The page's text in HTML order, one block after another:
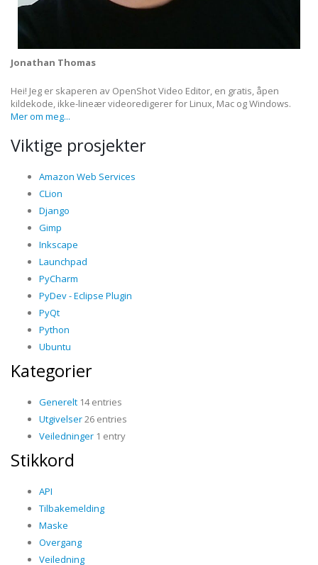
Jonathan Thomas
Hei! Jeg er skaperen av OpenShot Video Editor, en gratis, åpen
kildekode, ikke-lineær videoredigerer for Linux, Mac og Windows.
Mer om meg...
Viktige prosjekter
Amazon Web Services
CLion
Django
Gimp
Inkscape
Launchpad
PyCharm
PyDev - Eclipse Plugin
PyQt
Python
Ubuntu
Kategorier
Generelt 14 entries
Utgivelser26 entries
Veiledninger 1 entry
Stikkord
API
Tilbakemelding
Maske
Overgang
Veiledning